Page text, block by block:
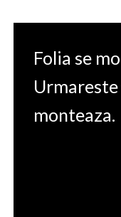
Folia se
monteaza.